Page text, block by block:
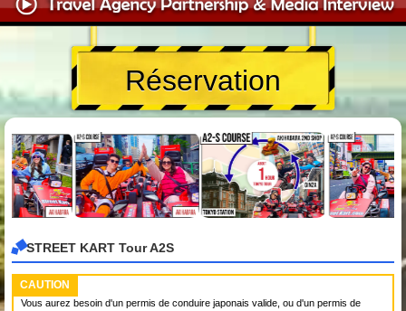
Réservation
STREET KART Tour A2S
CAUTION
Vous aurez besoin d'un permis de conduire japonais valide, ou d'un permis de